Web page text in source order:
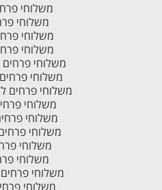
משלוחי
משלוחי
משלוחי
משלוחי
משלוחי פרחים
משלוחי
משלוחי פרחים
משלוחי
משלוחי
משלוחי
משלוחי
משלוחי
משלוחי
משלוחי